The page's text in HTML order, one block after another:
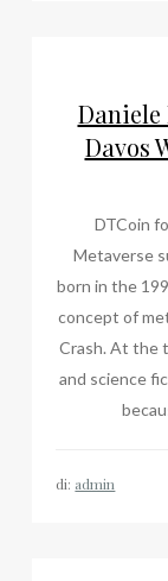
Daniele
Davos
DTCoin
Metaverse
born in the
concept of
Crash. At the
and science
di: admin